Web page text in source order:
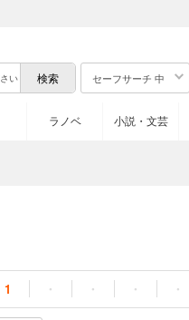
セーフサーチ 中
ラノベ 小説・文芸
1 ・ ・ ・ ・